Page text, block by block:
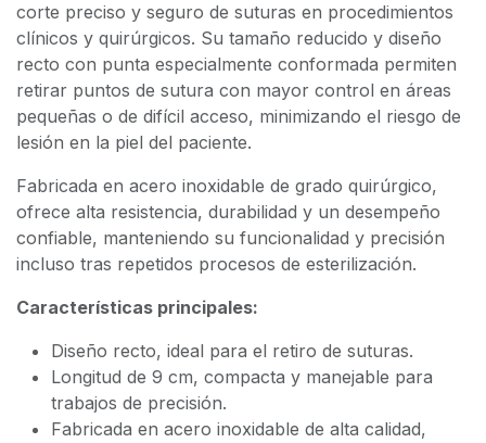
corte preciso y seguro de suturas en procedimientos
clínicos y quirúrgicos. Su tamaño reducido y diseño
recto con punta especialmente conformada permiten
retirar puntos de sutura con mayor control en áreas
pequeñas o de difícil acceso, minimizando el riesgo de
lesión en la piel del paciente.
Fabricada en acero inoxidable de grado quirúrgico,
ofrece alta resistencia, durabilidad y un desempeño
confiable, manteniendo su funcionalidad y precisión
incluso tras repetidos procesos de esterilización.
Características principales:
Diseño recto, ideal para el retiro de suturas.
Longitud de 9 cm, compacta y manejable para
trabajos de precisión.
Fabricada en acero inoxidable de alta calidad,